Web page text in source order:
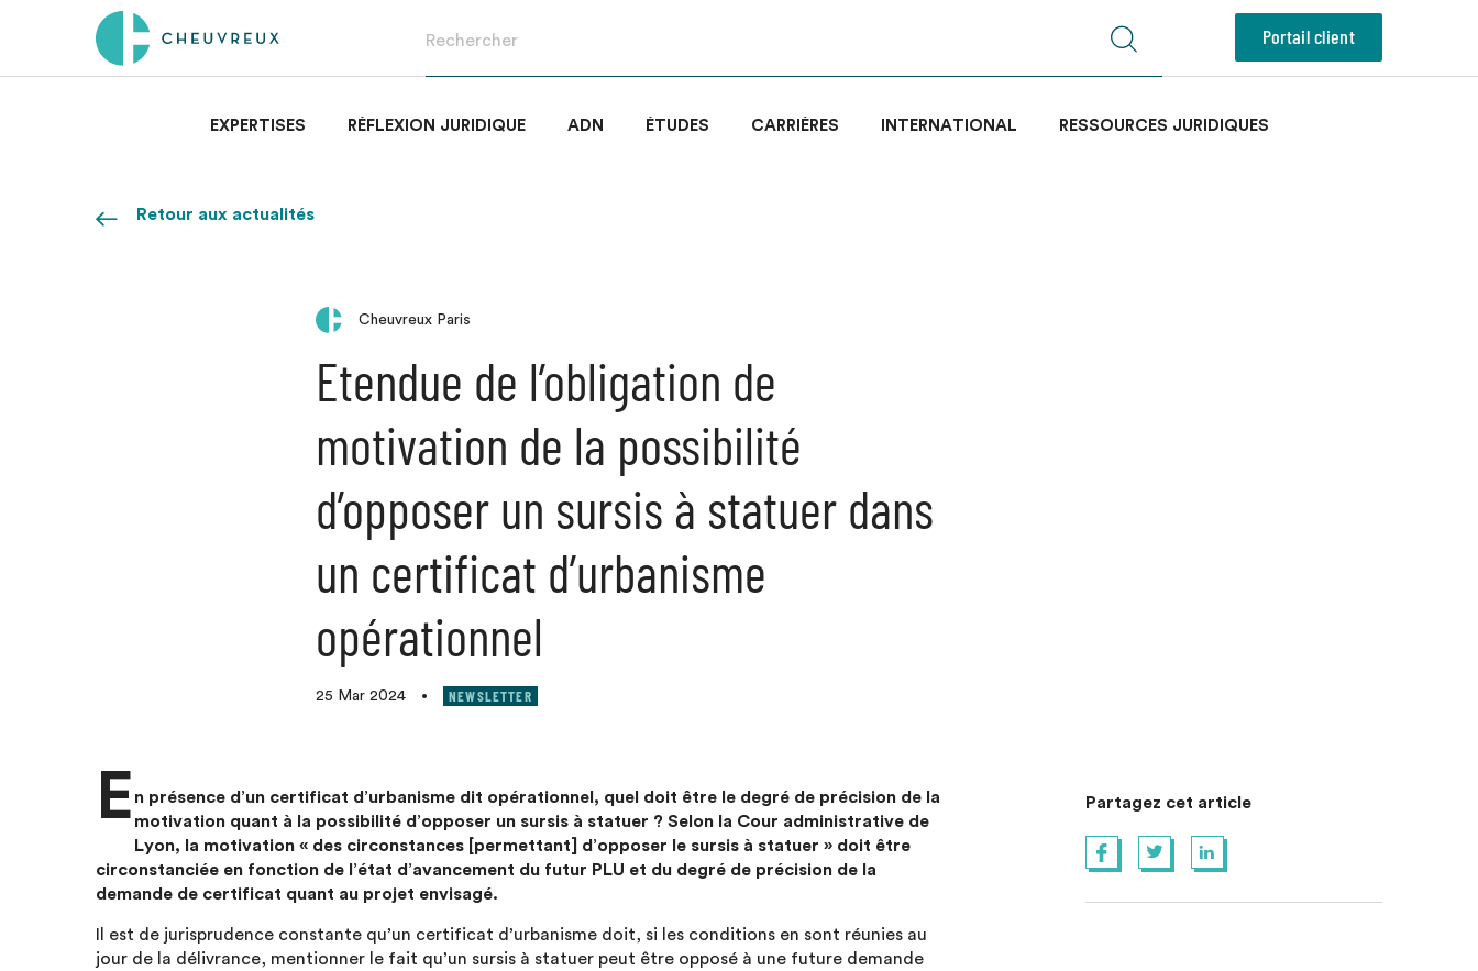
Portail client
EXPERTISES RÉFLEXION JURIDIQUE ADN ÉTUDES CARRIÈRES INTERNATIONAL RESSOURCES JURIDIQUES
Retour aux actualités
Cheuvreux Paris
Etendue de l’obligation de
motivation de la possibilité
d’opposer un sursis à statuer dans
un certificat d’urbanisme
opérationnel
25 Mar 2024 • NEWSLETTER
E n présence d’un certificat d’urbanisme dit opérationnel, quel doit être le degré de précision de la
motivation quant à la possibilité d’opposer un sursis à statuer ? Selon la Cour administrative de
Lyon, la motivation « des circonstances [permettant] d’opposer le sursis à statuer » doit être
circonstanciée en fonction de l’état d’avancement du futur PLU et du degré de précision de la
demande de certificat quant au projet envisagé.
Il est de jurisprudence constante qu’un certificat d’urbanisme doit, si les conditions en sont réunies au
jour de la délivrance, mentionner le fait qu’un sursis à statuer peut être opposé à une future demande
Partagez cet article